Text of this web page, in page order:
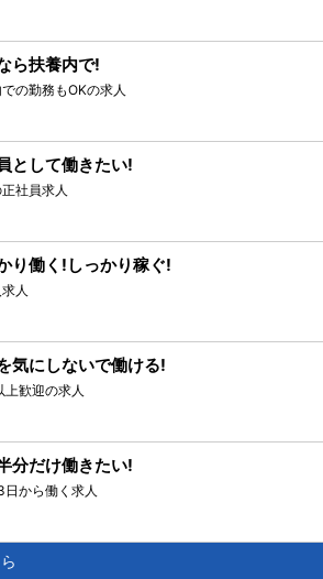
ら扶養内で!
の勤務もOKの求人
として働きたい!
社員求人
り働く!しっかり稼ぐ!
人
気にしないで働ける!
歓迎の求人
分だけ働きたい!
日から働く求人